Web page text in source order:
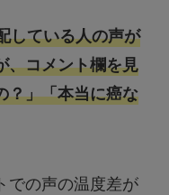
している人の声が
、コメント欄を見
？」「本当に癌な
での声の温度差が